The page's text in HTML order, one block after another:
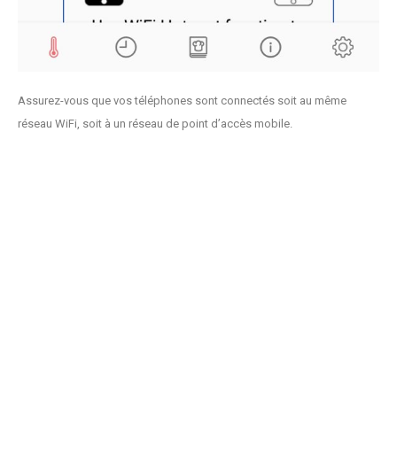
Assurez-vous que vos téléphones sont connectés soit au même
réseau WiFi, soit à un réseau de point d’accès mobile.